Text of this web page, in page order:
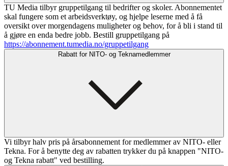
TU Media tilbyr gruppetilgang til bedrifter og skoler. Abonnementet
skal fungere som et arbeidsverktøy, og hjelpe leserne med å få
oversikt over morgendagens muligheter og behov, for å bli i stand til
å gjøre en enda bedre jobb. Bestill gruppetilgang på
https://abonnement.tumedia.no/gruppetilgang
Rabatt for NITO- og Teknamedlemmer
Vi tilbyr halv pris på årsabonnement for medlemmer av NITO- eller
Tekna. For å benytte deg av rabatten trykker du på knappen "NITO-
og Tekna rabatt" ved bestilling.